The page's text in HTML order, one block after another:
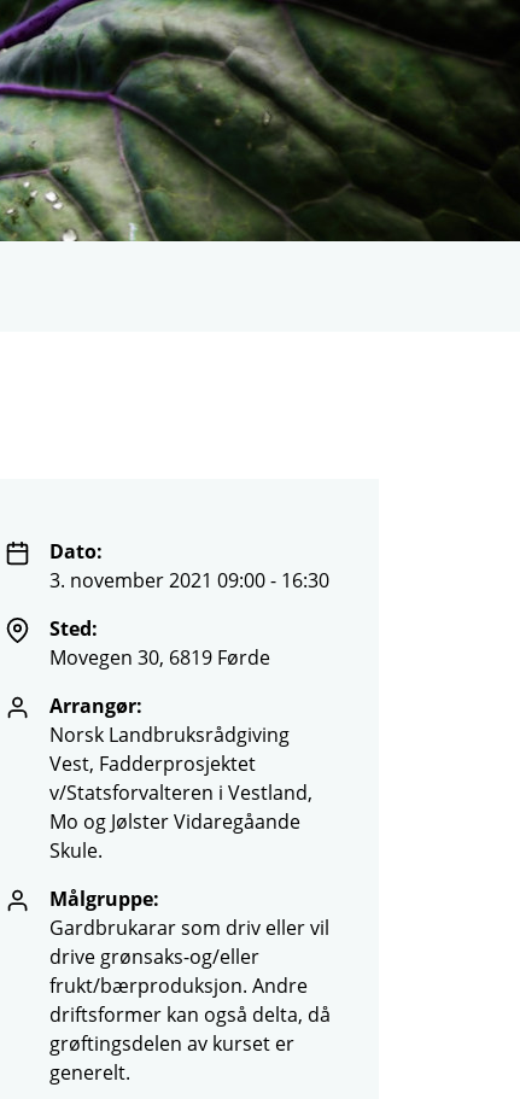
Dato:
3. november 2021 09:00 - 16:30
Sted:
Movegen 30, 6819 Førde
Arrangør:
Norsk Landbruksrådgiving
Vest, Fadderprosjektet
v/Statsforvalteren i Vestland,
Mo og Jølster Vidaregåande
Skule.
Målgruppe:
Gardbrukarar som driv eller vil
drive grønsaks-og/eller
frukt/bærproduksjon. Andre
driftsformer kan også delta, då
grøftingsdelen av kurset er
generelt.